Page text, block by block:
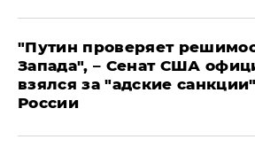
"Путин проверяет
Запада", – Сенат США
взялся за "адские
России